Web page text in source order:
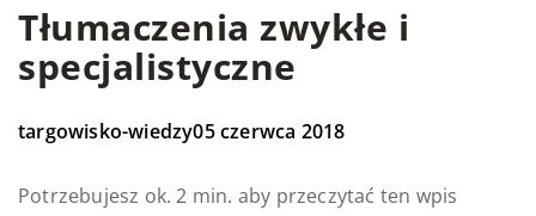
Tłumaczenia zwykłe i
specjalistyczne
targowisko-wiedzy05 czerwca 2018
Potrzebujesz ok. 2 min. aby przeczytać ten wpis